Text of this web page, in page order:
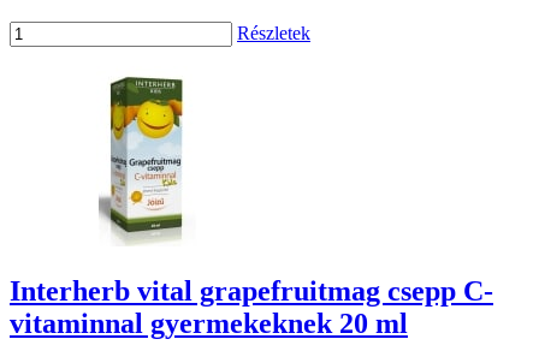
Részletek
Interherb vital grapefruitmag csepp C-
vitaminnal gyermekeknek 20 ml